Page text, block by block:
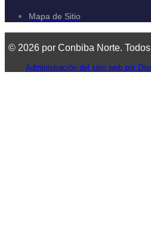
Mapa de Sitio
© 2026 por Conbiba Norte.
Administración del sitio web por